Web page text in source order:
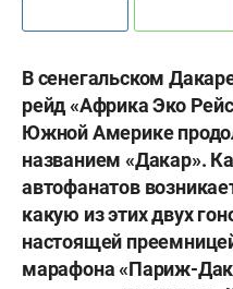
В сенегальском
рейд «Африка Эко
Южной Америке
названием «Дакар».
автофанатов
какую из этих двух
настоящей
марафона «Париж-